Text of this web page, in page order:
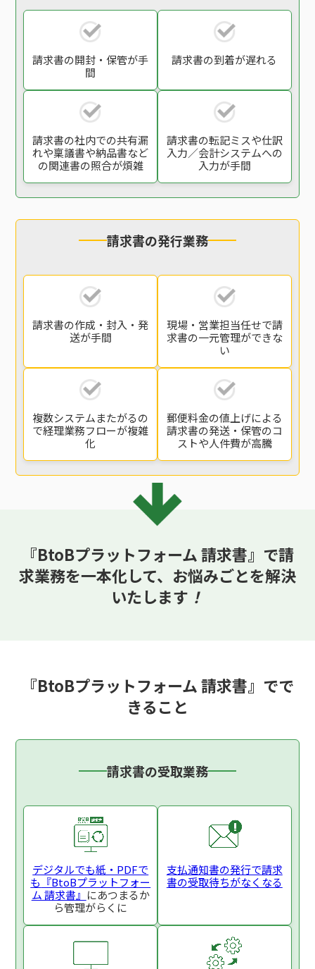
請求書の開封・保管が手
間
請求書の到着が遅れる
請求書の社内での共有漏
れや稟議書や納品書など
の関連書の照合が煩雑
請求書の転記ミスや仕訳
入力／会計システムへの
入力が手間
請求書の発行業務
請求書の作成・封入・発
送が手間
現場・営業担当任せで請
求書の一元管理ができな
い
複数システムまたがるの
で経理業務フローが複雑
化
郵便料金の値上げによる
請求書の発送・保管のコ
ストや人件費が高騰
『BtoBプラットフォーム 請求書』で請
求業務を一本化して、 お悩みごとを解決
いたします ！
『BtoBプラットフォーム 請求書』でで
きること
請求書の受取業務
デジタルでも紙・PDFで
も 『BtoBプラットフォー
ム 請求書』 にあつまるか
ら管理がらくに
支払通知書の発行で請求
書の受取待ちがなくなる